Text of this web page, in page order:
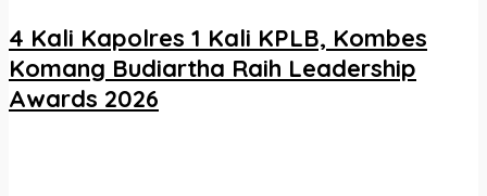
4 Kali Kapolres 1 Kali KPLB, Kombes
Komang Budiartha Raih Leadership
Awards 2026